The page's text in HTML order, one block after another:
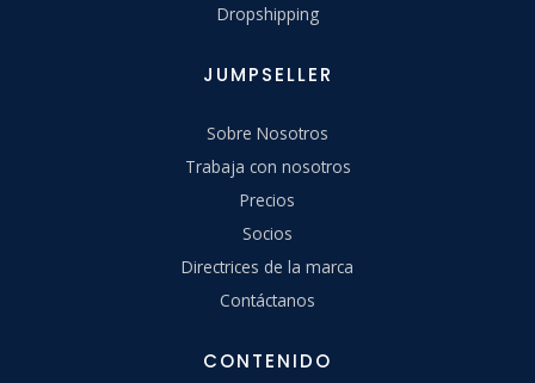
Dropshipping
JUMPSELLER
Sobre Nosotros
Trabaja con nosotros
Precios
Socios
Directrices de la marca
Contáctanos
CONTENIDO